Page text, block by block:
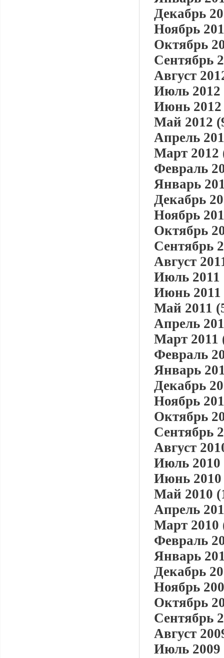
Декабрь
Ноябрь
Октябрь
Сентябрь
Август
Июль 2012
Июнь 2012
Май 2012
Апрель
Март 2012
Февраль
Январь
Декабрь
Ноябрь
Октябрь
Сентябрь
Август
Июль 2011
Июнь 2011
Май 2011
Апрель
Март 2011
Февраль
Январь
Декабрь
Ноябрь
Октябрь
Сентябрь
Август
Июль 2010
Июнь 2010
Май 2010
Апрель
Март 2010
Февраль
Январь
Декабрь
Ноябрь
Октябрь
Сентябрь
Август
Июль 2009